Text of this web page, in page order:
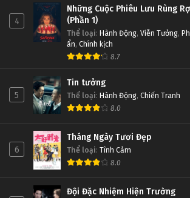
Thử Thách Thần Tượng Tập
Tập Tập 688
Tập Tập 687
Tập Tập 686
Thử Thách Thần Tượng Tập
Thử Thách Thần Tượng Tập
Tập 625
Tập 624
Tập 623
Thử Thách Thần Tượng Tập
4
Những Cuộc Phiêu Lưu Rùng
(Phần 1)
Thể loại: Hành Động, Viễn Tưởng,
ẩn, Chính kịch
8.7
5
Tin tưởng
Thể loại: Hành Động, Chiến Tranh
8.0
6
Tháng Ngày Tươi Đẹp
Thể loại: Tình Cảm
8.0
Đội Đặc Nhiệm Hiện Trường